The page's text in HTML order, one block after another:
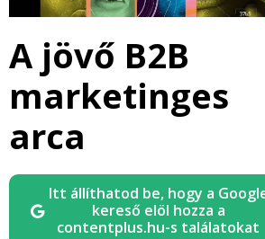
A jövő B2B
marketinges
arca
Itt állíthatod be, hogy a
kereső elöl hozza a
contentplus.hu-s találatokat